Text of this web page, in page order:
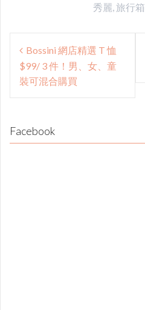
秀麗,旅行箱
Post
navigation
Bossini 網店精選 T 恤
$99/ 3 件！男、女、童
裝可混合購買
Facebook